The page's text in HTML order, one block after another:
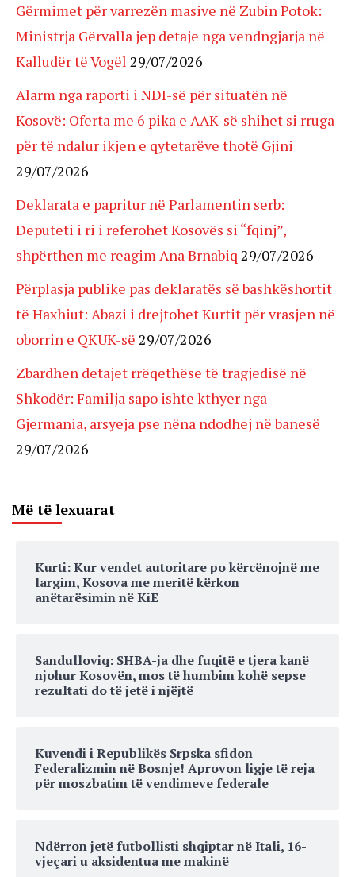
Gërmimet për varrezën masive në Zubin Potok:
Ministrja Gërvalla jep detaje nga vendngjarja në
Kalludër të Vogël 29/07/2026
Alarm nga raporti i NDI-së për situatën në
Kosovë: Oferta me 6 pika e AAK-së shihet si rruga
për të ndalur ikjen e qytetarëve thotë Gjini
29/07/2026
Deklarata e papritur në Parlamentin serb:
Deputeti i ri i referohet Kosovës si “fqinj”,
shpërthen me reagim Ana Brnabiq 29/07/2026
Përplasja publike pas deklaratës së bashkëshortit
të Haxhiut: Abazi i drejtohet Kurtit për vrasjen në
oborrin e QKUK-së 29/07/2026
Zbardhen detajet rrëqethëse të tragjedisë në
Shkodër: Familja sapo ishte kthyer nga
Gjermania, arsyeja pse nëna ndodhej në banesë
29/07/2026
Më të lexuarat
Kurti: Kur vendet autoritare po kërcënojnë me
largim, Kosova me meritë kërkon
anëtarësimin në KiE
Sandulloviq: SHBA-ja dhe fuqitë e tjera kanë
njohur Kosovën, mos të humbim kohë sepse
rezultati do të jetë i njëjtë
Kuvendi i Republikës Srpska sfidon
Federalizmin në Bosnje! Aprovon ligje të reja
për moszbatim të vendimeve federale
Ndërron jetë futbollisti shqiptar në Itali, 16-
vjeçari u aksidentua me makinë